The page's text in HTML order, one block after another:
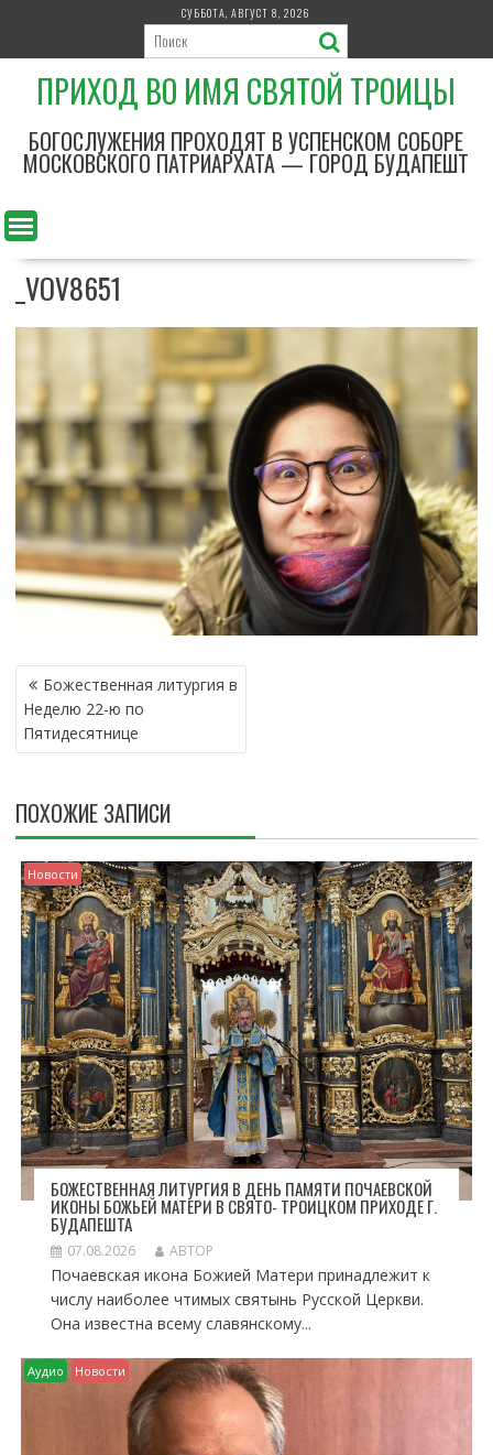
р
с
о
СУББОТА, АВГУСТ 8, 2026
ПРИХОД ВО ИМЯ СВЯТОЙ ТРОИЦЫ
БОГОСЛУЖЕНИЯ ПРОХОДЯТ В УСПЕНСКОМ СОБОРЕ
МОСКОВСКОГО ПАТРИАРХАТА — ГОРОД БУДАПЕШТ
_VOV8651
Н
А
В
И
А
Ц
И
Я
П
О
З
А
П
И
С
Я
М
Божественная литургия в
Неделю 22-ю по
Пятидесятнице
ПОХОЖИЕ ЗАПИСИ
Новости
БОЖЕСТВЕННАЯ ЛИТУРГИЯ В ДЕНЬ ПАМЯТИ ПОЧАЕВСКОЙ
ИКОНЫ БОЖЬЕЙ МАТЕРИ В СВЯТО- ТРОИЦКОМ ПРИХОДЕ Г.
БУДАПЕШТА
07.08.2026 АВТОР
Почаевская икона Божией Матери принадлежит к
числу наиболее чтимых святынь Русской Церкви.
Она известна всему славянскому...
Аудио Новости